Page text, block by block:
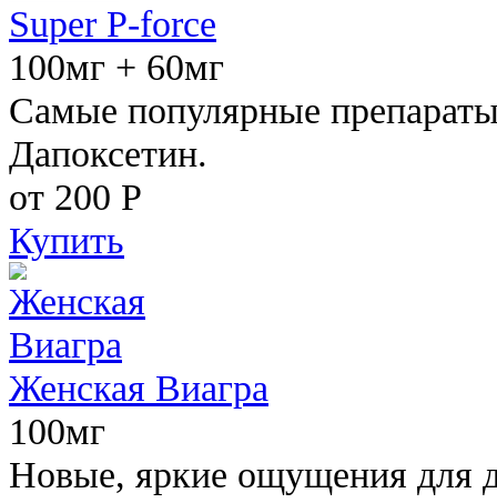
Super P-force
100мг + 60мг
Самые популярные
Дапоксетин.
от 200 Р
Купить
Женская Виагра
100мг
Новые, яркие ощущения для